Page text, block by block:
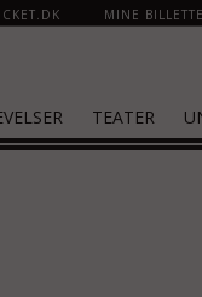
MINE
TEATER